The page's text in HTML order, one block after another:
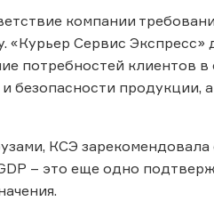
компании
Сервис Экспресс»
потребностей клиентов в
безопасности продукции,
КСЭ зарекомендовала
– это еще одно